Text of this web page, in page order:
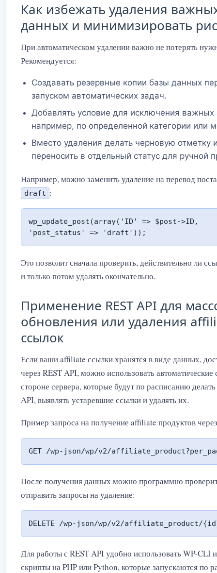
Как избежать удаления
данных и минимизировать
При автоматическом удалении важно не потерять
Рекомендуется:
Создавать резервные копии базы данных
запуском автоматических задач.
Добавлять условие для исключения важных
например, по определенной категории или
Вместо удаления делать черновую отметку
переносить в отдельный статус для ручной
Например, можно заменить удаление на перевод поста
draft :
wp_update_post(array('ID' => $post->ID,
'post_status' => 'draft'));
Это позволит сначала проверить, действительно ли
и только потом удалять окончательно.
Применение REST API для
обновления или удаления
ссылок
Если ваши affiliate ссылки хранятся в виде данных,
через REST API, можно использовать автоматические
стороне сервера, которые будут по расписанию
API, выявлять устаревшие ссылки и удалять их.
Пример запроса на получение affiliate продуктов
GET /wp-json/wp/v2/
После получения данных можно программно
отправить запросы на удаление:
DELETE /wp-json/wp/v2/affiliate_product/
Для работы с REST API удобно использовать WP-CLI
скрипты на PHP или Python, которые запускаются по